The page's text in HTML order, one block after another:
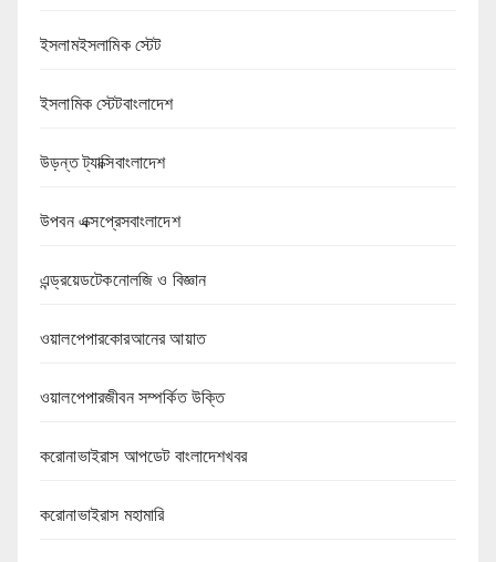
ইসলামইসলামিক স্টেট
ইসলামিক স্টেটবাংলাদেশ
উড়ন্ত ট্যাক্সিবাংলাদেশ
উপবন এক্সপ্রেসবাংলাদেশ
এন্ড্রয়েডটেকনোলজি ও বিজ্ঞান
ওয়ালপেপারকোরআনের আয়াত
ওয়ালপেপারজীবন সম্পর্কিত উক্তি
করোনাভাইরাস আপডেট বাংলাদেশখবর
করোনাভাইরাস মহামারি